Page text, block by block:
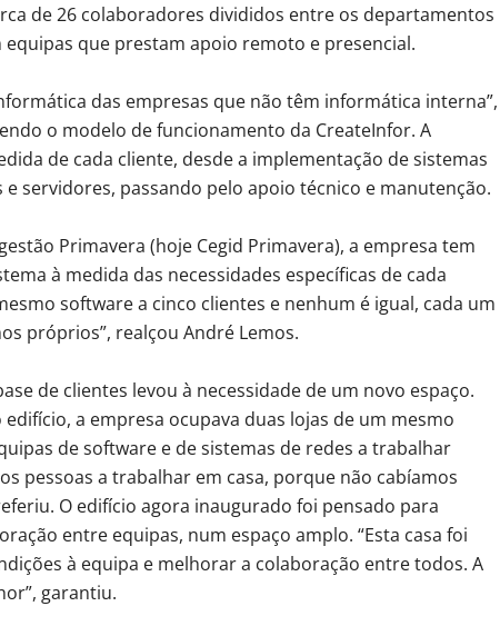
de 26 colaboradores divididos entre os departamentos
equipas que prestam apoio remoto e presencial.
das empresas que não têm informática interna”,
o modelo de funcionamento da CreateInfor. A
de cada cliente, desde a implementação de sistemas
e servidores, passando pelo apoio técnico e manutenção.
Primavera (hoje Cegid Primavera), a empresa tem
à medida das necessidades específicas de cada
software a cinco clientes e nenhum é igual, cada um
próprios”, realçou André Lemos.
de clientes levou à necessidade de um novo espaço.
a empresa ocupava duas lojas de um mesmo
de software e de sistemas de redes a trabalhar
pessoas a trabalhar em casa, porque não cabíamos
O edifício agora inaugurado foi pensado para
entre equipas, num espaço amplo. “Esta casa foi
à equipa e melhorar a colaboração entre todos. A
garantiu.